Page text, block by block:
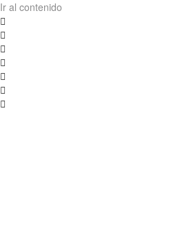
Ir al contenido